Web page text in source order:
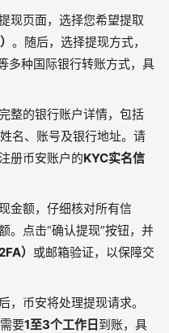
现页面，选择您希望提取
。随后，选择提现方式，
多种国际银行转账方式，具
整的银行账户详情，包括
名、账号及银行地址。请
册币安账户的KYC实名信
金额，仔细核对所有信
。点击“确认提现”按钮，并
） 或邮箱验证，以保障交
，币安将处理提现请求。
要1至3个工作日到账，具